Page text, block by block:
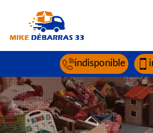
indisponible